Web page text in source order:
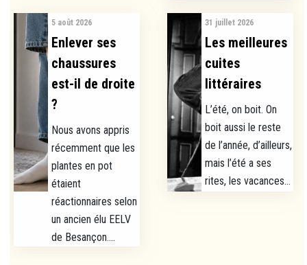
5 août 2026
Enlever ses
chaussures
est-il de droite
?
Nous avons appris
récemment que les
plantes en pot
étaient
réactionnaires selon
un ancien élu EELV
de Besançon....
31 juillet 2026
Les meilleures
cuites
littéraires
L’été, on boit. On
boit aussi le reste
de l’année, d’ailleurs,
mais l’été a ses
rites, les vacances...